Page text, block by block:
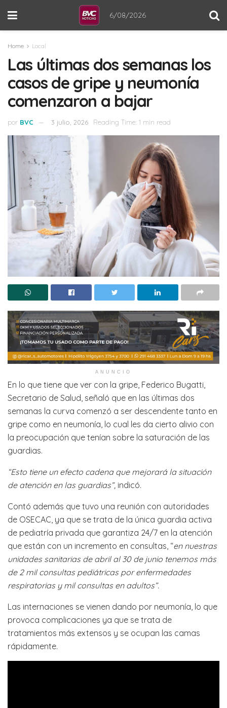
6/08/2026
Home Local
Las últimas dos semanas los
casos de gripe y neumonía
comenzaron a bajar
por BVC 3 julio, 2026 Reading Time: 1 min read
ANUNCIO
En lo que tiene que ver con la gripe, Federico Bugatti,
Secretario de Salud, señaló que en las últimas dos
semanas la curva comenzó a ser descendente tanto en
gripe como en neumonía, lo cual les da cierto alivio con
la preocupación que tenían sobre la saturación de las
guardias.
“Esto tiene un efecto cadena que mejorará la situación
de atención en las guardias”, indicó.
Contó además que tuvo una reunión con autoridades
de OSECAC, ya que se trata de la única guardia activa
de pediatría privada que garantiza 24/7 en la atención
que están con un incremento en consultas, “en nuestras
unidades sanitarias de abril al 30 de junio tenemos más
de 2 mil consultas pediátricas por enfermedades
respiratorias y mil consultas en adultos”.
Las internaciones se vienen dando por neumonía, lo que
provoca complicaciones ya que se trata de
tratamientos más extensos y se ocupan las camas
rápidamente.